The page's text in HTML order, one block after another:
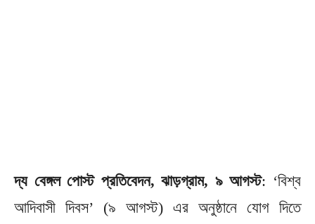
দ্য বেঙ্গল পোস্ট প্রতিবেদন, ঝাড়গ্রাম, ৯ আগস্ট: ‘বিশ্ব
আদিবাসী দিবস’ (৯ আগস্ট) এর অনুষ্ঠানে যোগ দিতে